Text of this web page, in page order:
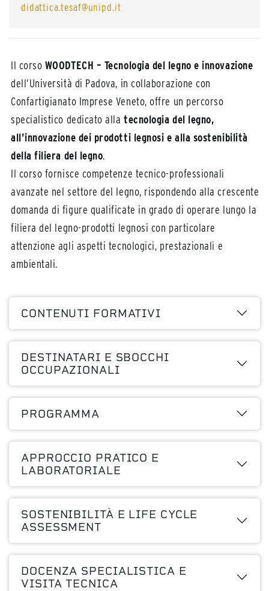
Il corso WOODTECH – Tecnologia del legno e innovazione
dell’Università di Padova, in collaborazione con
Confartigianato Imprese Veneto, offre un percorso
specialistico dedicato allatecnologia del legno,
all’innovazione dei prodotti legnosi e alla sostenibilità
della filiera del legno.
Il corso fornisce competenze tecnico-professionali
avanzate nel settore del legno, rispondendo alla crescente
domanda di figure qualificate in grado di operare lungo la
filiera del legno-prodotti legnosi con particolare
attenzione agli aspetti tecnologici, prestazionali e
ambientali.
CONTENUTI FORMATIVI
DESTINATARI E SBOCCHI
OCCUPAZIONALI
PROGRAMMA
APPROCCIO PRATICO E
LABORATORIALE
SOSTENIBILITÀ E LIFE CYCLE
ASSESSMENT
DOCENZA SPECIALISTICA E
VISITA TECNICA
didattica.tesaf@unipd.it